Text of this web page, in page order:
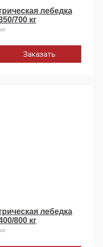
лебедка
700 кг
Заказать
лебедка
800 кг